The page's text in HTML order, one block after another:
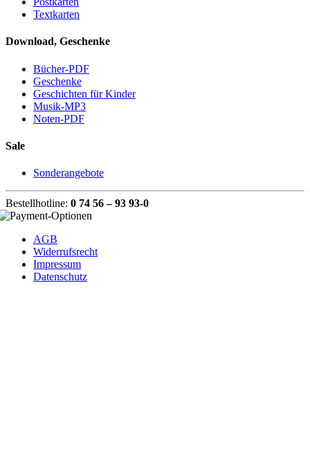
Textkarten
Download, Geschenke
Bücher-PDF
Geschenke
Geschichten für Kinder
Musik-MP3
Noten-PDF
Sale
Sonderangebote
Bestellhotline: 0 74 56 – 93 93-0
AGB
Widerrufsrecht
Impressum
Datenschutz